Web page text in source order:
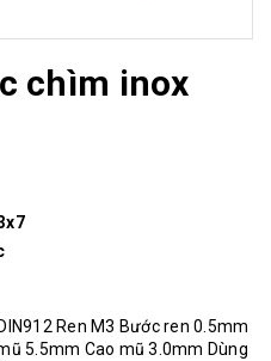
chìm inox
Ren M3 Bước ren 0.5mm
5.5mm Cao mũ 3.0mm Dùng